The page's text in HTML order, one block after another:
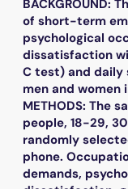
BACKGROUND:
of short-term
psychological
dissatisfaction
C test) and daily
men and women
METHODS: The
people, 18-29,
randomly
phone.
demands,